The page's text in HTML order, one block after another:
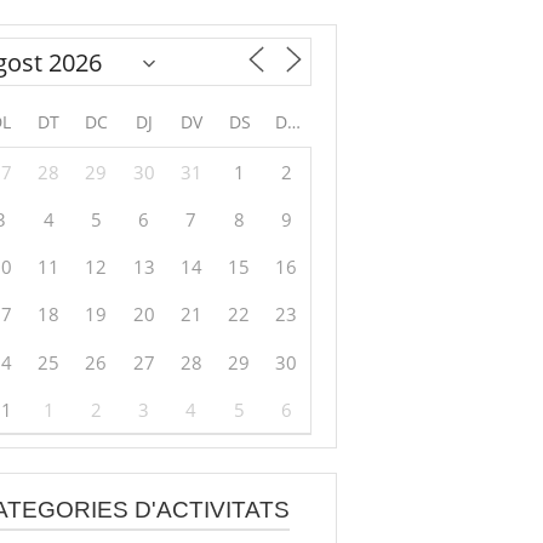
DT DC DJ DV DS DG
28 29 30 31 1
2
4 5 6 7 8
9
11 12 13 14 15
16
18 19 20 21 22
23
25 26 27 28 29
30
1 2 3 4 5 6
D'ACTIVITATS